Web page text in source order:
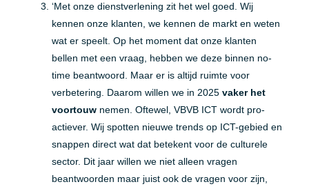
‘Met onze dienstverlening zit het wel goed. Wij
kennen onze klanten, we kennen de markt en weten
wat er speelt. Op het moment dat onze klanten
bellen met een vraag, hebben we deze binnen no-
time beantwoord. Maar er is altijd ruimte voor
verbetering. Daarom willen we in 2025 vaker het
voortouw nemen. Oftewel, VBVB ICT wordt pro-
actiever. Wij spotten nieuwe trends op ICT-gebied en
snappen direct wat dat betekent voor de culturele
sector. Dit jaar willen we niet alleen vragen
beantwoorden maar juist ook de vragen voor zijn,